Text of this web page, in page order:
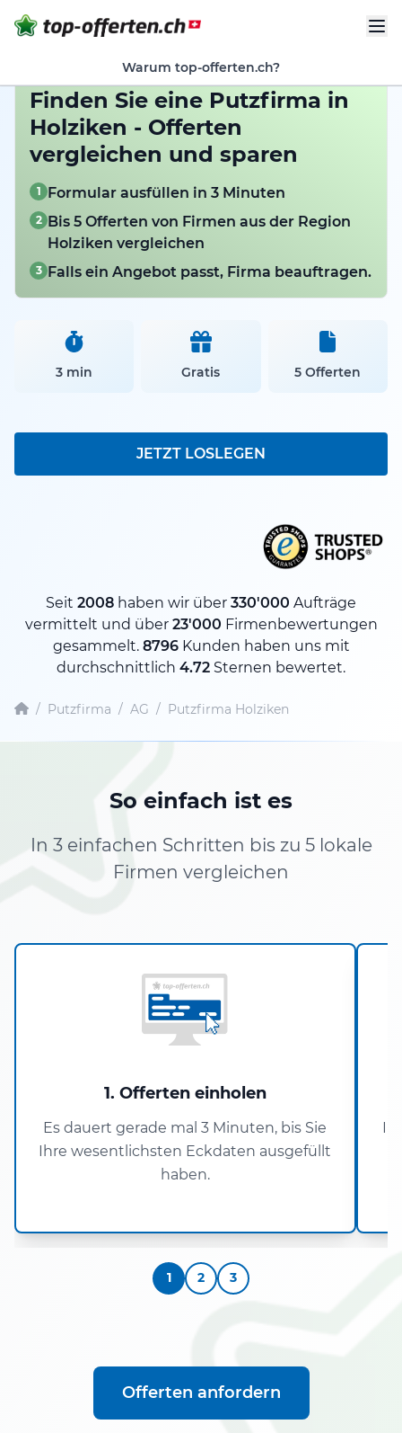
Warum top-offerten.ch?
Finden Sie eine Putzfirma in
Holziken - Offerten
vergleichen und sparen
1 Formular ausfüllen in 3 Minuten
2 Bis 5 Offerten von Firmen aus der Region
Holziken vergleichen
3 Falls ein Angebot passt, Firma beauftragen.
3 min Gratis 5 Offerten
JETZT LOSLEGEN
Seit 2008 haben wir über 330'000 Aufträge
vermittelt und über 23'000 Firmenbewertungen
gesammelt. 8796Kunden haben uns mit
durchschnittlich 4.72 Sternen bewertet.
/ Putzfirma / AG / Putzfirma Holziken
So einfach ist es
In 3 einfachen Schritten bis zu 5 lokale
Firmen vergleichen
1. Offerten einholen
Es dauert gerade mal 3 Minuten, bis Sie
Ihre wesentlichsten Eckdaten ausgefüllt
haben.
1 2 3
Offerten anfordern